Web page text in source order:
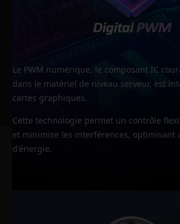
Le PWM numérique, le composant IC
dans le matériel de niveau serveur, est
cartes graphiques.
Cette technologie permet un contrôle
et minimise les interférences, optimisant
d'énergie.